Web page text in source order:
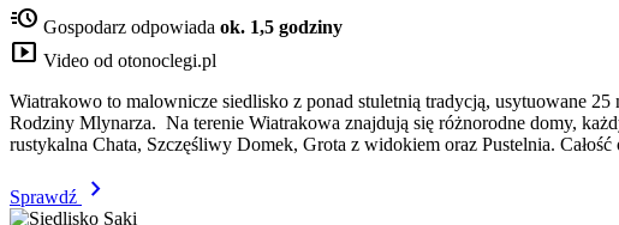
acute Gospodarz odpowiada ok. 1,5 godziny
smart_display Video od otonoclegi.pl
Wiatrakowo to malownicze siedlisko z ponad stuletnią tradycją, usytuowane
Rodziny Mlynarza. Na terenie Wiatrakowa znajdują się różnorodne domy,
rustykalna Chata, Szczęśliwy Domek, Grota z widokiem oraz Pustelnia. Całość
Sprawdź
chevron_right